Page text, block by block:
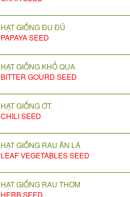
HẠT GIỐNG ĐU ĐỦ
PAPAYA SEED
HẠT GIỐNG KHỔ QUA
BITTER GOURD SEED
HẠT GIỐNG ỚT
CHILI SEED
HẠT GIỐNG RAU ĂN LÁ
LEAF VEGETABLES SEED
HẠT GIỐNG RAU THƠM
HERB SEED